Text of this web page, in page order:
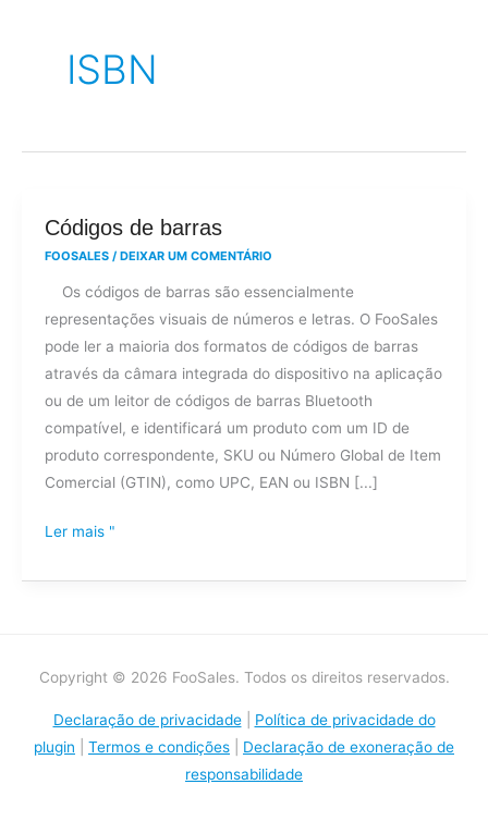
ISBN
Códigos de barras
FOOSALES / DEIXAR UM COMENTÁRIO
Os códigos de barras são essencialmente
representações visuais de números e letras. O FooSales
pode ler a maioria dos formatos de códigos de barras
através da câmara integrada do dispositivo na aplicação
ou de um leitor de códigos de barras Bluetooth
compatível, e identificará um produto com um ID de
produto correspondente, SKU ou Número Global de Item
Comercial (GTIN), como UPC, EAN ou ISBN [...]
Códigos
de
Ler mais "
Copyright © 2026 FooSales. Todos os direitos reservados.
Declaração de privacidade| Política de privacidade do
plugin
Termos e condições
Declaração de exoneração de
responsabilidade